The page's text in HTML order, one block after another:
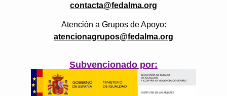
contacta@fedalma.org
Atención a Grupos de Apoyo:
atencionagrupos@fedalma.org
Subvencionado por: